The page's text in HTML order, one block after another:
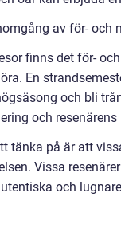
av för- och
finns det för-
En
och bli
och
tänka på är att
Vissa
och